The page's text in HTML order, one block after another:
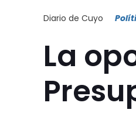
Diario de Cuyo
La